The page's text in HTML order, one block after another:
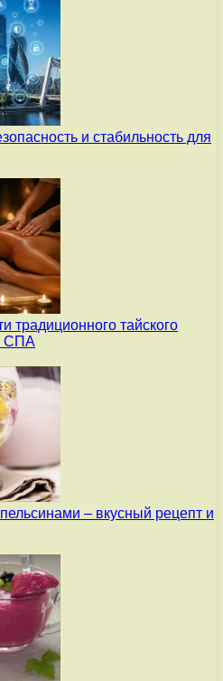
и стабильность для
традиционного тайского
СПА
– вкусный рецепт и